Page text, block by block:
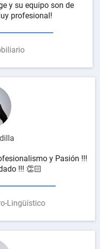
y su equipo son de
profesional!
y Pasión !!!
!!! 👏🏻
Lingüístico